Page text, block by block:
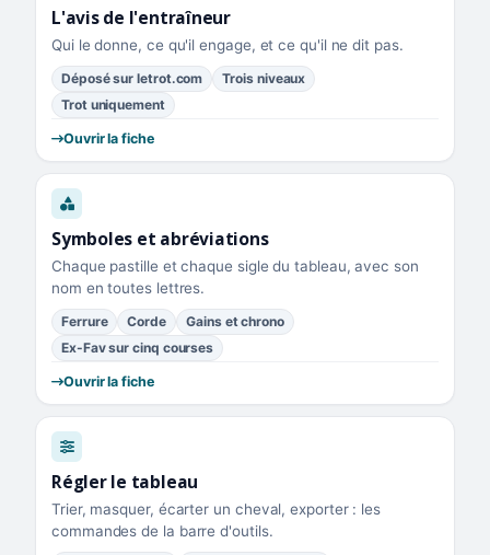
L'avis de l'entraîneur
Qui le donne, ce qu'il engage, et ce qu'il ne dit pas.
Déposé sur letrot.com
Trois niveaux
Trot uniquement
Ouvrir la fiche
Symboles et abréviations
Chaque pastille et chaque sigle du tableau, avec son
nom en toutes lettres.
Ferrure Corde
Gains et chrono
Ex-Fav sur cinq courses
Ouvrir la fiche
Régler le tableau
Trier, masquer, écarter un cheval, exporter : les
commandes de la barre d'outils.